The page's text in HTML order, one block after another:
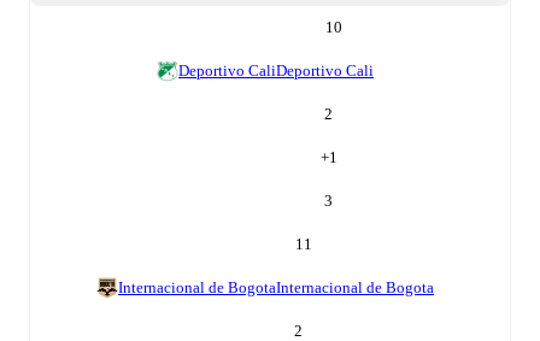
10
Deportivo CaliDeportivo Cali
2
+1
3
11
Internacional de BogotaInternacional de Bogota
2